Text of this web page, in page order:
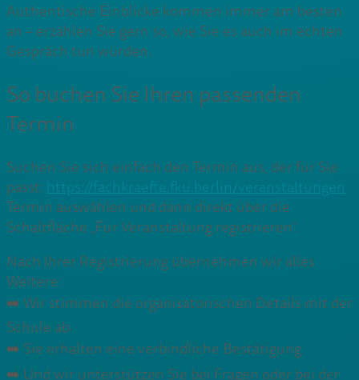
Authentische Einblicke kommen immer am besten
an – erzählen Sie gern so, wie Sie es auch im echten
Gespräch tun würden.
So buchen Sie Ihren passenden
Termin
Suchen Sie sich einfach den Termin aus, der für Sie
passt: https://fachkraefte.fku.berlin/veranstaltungen
Termin auswählen und dann direkt über die
Schaltfläche „Für Veranstaltung registrieren“.
Nach Ihrer Registrierung übernehmen wir alles
Weitere:
➡️​ Wir stimmen die organisatorischen Details mit der
Schule ab.
➡️​ Sie erhalten eine verbindliche Bestätigung.
➡️​ Und wir unterstützen Sie bei Fragen oder bei der